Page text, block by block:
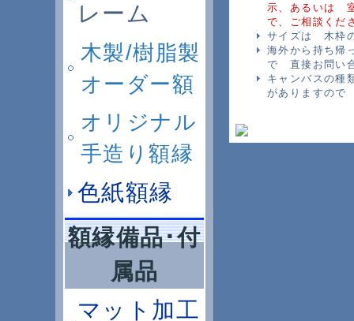
示、あるいは
で、ご相談くだ
サイズは 木枠
海外から持ち帰
で 直接お問い
キャンバスの種
がありますので
レーム
木製/樹脂製
オーダー額
オリジナル
手造り額縁
色紙額縁
額縁備品･付
属品
マット加工